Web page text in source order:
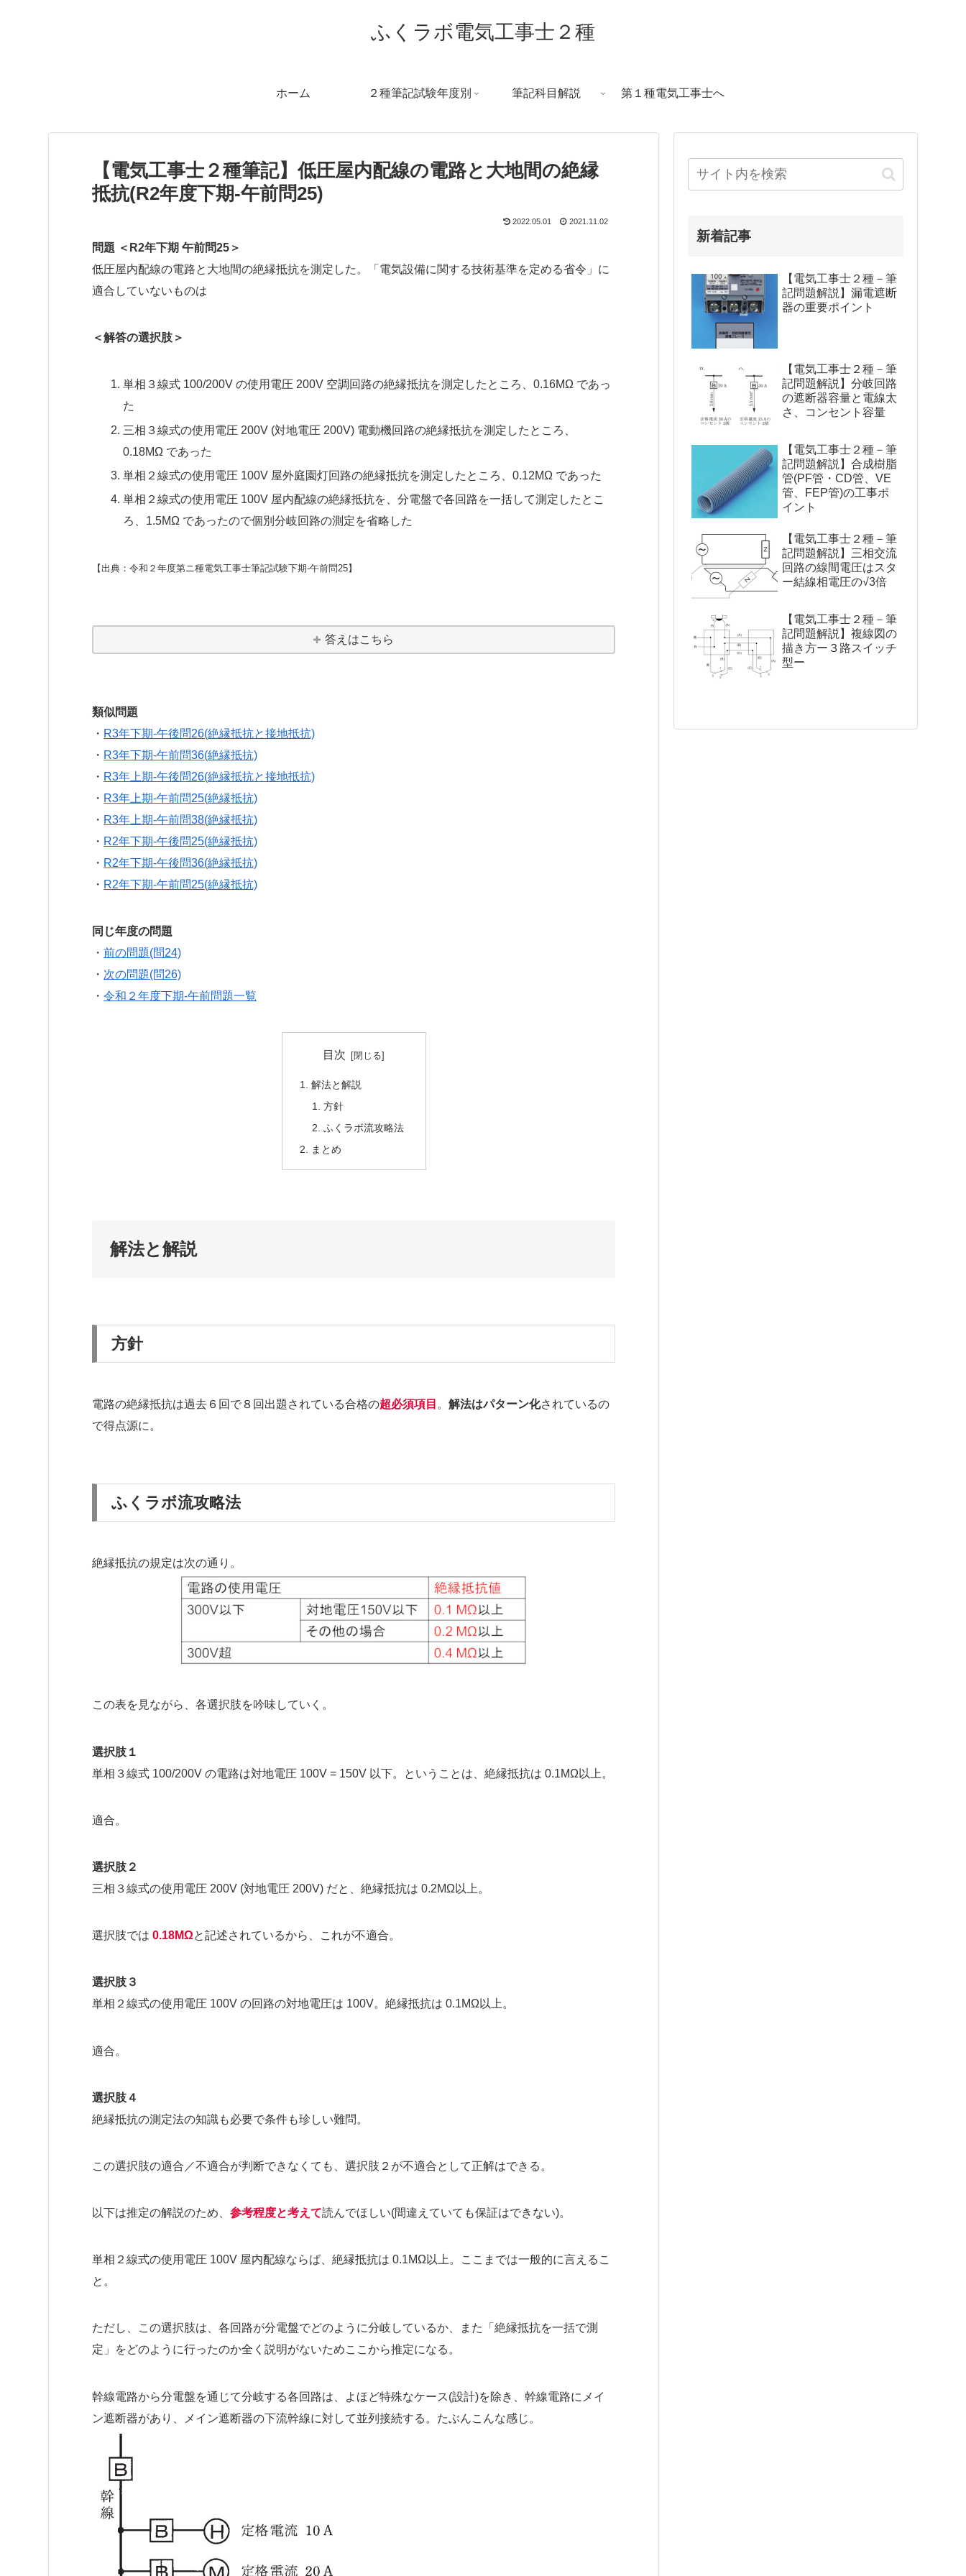
ふくラボ電気工事士２種
ホーム ２種筆記試験年度別 筆記科目解説 第１種電気工事士へ
【電気工事士２種筆記】低圧屋内配線の電路と大地間の絶縁
抵抗(R2年度下期-午前問25)
2022.05.01 2021.11.02
問題 ＜R2年下期 午前問25＞
低圧屋内配線の電路と大地間の絶縁抵抗を測定した。「電気設備に関する技術基準を定める省令」に
適合していないものは
＜解答の選択肢＞
単相３線式 100/200V の使用電圧 200V 空調回路の絶縁抵抗を測定したところ、0.16MΩ であっ
た
三相３線式の使用電圧 200V (対地電圧 200V) 電動機回路の絶縁抵抗を測定したところ、
0.18MΩ であった
単相２線式の使用電圧 100V 屋外庭園灯回路の絶縁抵抗を測定したところ、0.12MΩ であった
単相２線式の使用電圧 100V 屋内配線の絶縁抵抗を、分電盤で各回路を一括して測定したとこ
ろ、1.5MΩ であったので個別分岐回路の測定を省略した
【出典：令和２年度第ニ種電気工事士筆記試験下期-午前問25】
答えはこちら
類似問題
・ R3年下期-午後問26(絶縁抵抗と接地抵抗)
・ R3年下期-午前問36(絶縁抵抗)
・ R3年上期-午後問26(絶縁抵抗と接地抵抗)
・ R3年上期-午前問25(絶縁抵抗)
・ R3年上期-午前問38(絶縁抵抗)
・ R2年下期-午後問25(絶縁抵抗)
・ R2年下期-午後問36(絶縁抵抗)
・ R2年下期-午前問25(絶縁抵抗)
同じ年度の問題
・ 前の問題(問24)
・ 次の問題(問26)
・ 令和２年度下期-午前問題一覧
目次
解法と解説
方針
ふくラボ流攻略法
まとめ
解法と解説
方針
電路の絶縁抵抗は過去６回で８回出題されている合格の超必須項目 。 解法はパターン化されているの
で得点源に。
ふくラボ流攻略法
絶縁抵抗の規定は次の通り。
この表を見ながら、各選択肢を吟味していく。
選択肢１
単相３線式 100/200V の電路は対地電圧 100V = 150V 以下。ということは、絶縁抵抗は 0.1MΩ以上。
適合。
選択肢２
三相３線式の使用電圧 200V (対地電圧 200V) だと、絶縁抵抗は 0.2MΩ以上。
選択肢では 0.18MΩと記述されているから、これが不適合。
選択肢３
単相２線式の使用電圧 100V の回路の対地電圧は 100V。絶縁抵抗は 0.1MΩ以上。
適合。
選択肢４
絶縁抵抗の測定法の知識も必要で条件も珍しい難問。
この選択肢の適合／不適合が判断できなくても、選択肢２が不適合として正解はできる。
以下は推定の解説のため、 参考程度と考えて読んでほしい(間違えていても保証はできない)。
単相２線式の使用電圧 100V 屋内配線ならば、絶縁抵抗は 0.1MΩ以上。ここまでは一般的に言えるこ
と。
ただし、この選択肢は、各回路が分電盤でどのように分岐しているか、また「絶縁抵抗を一括で測
定」をどのように行ったのか全く説明がないためここから推定になる。
幹線電路から分電盤を通じて分岐する各回路は、よほど特殊なケース(設計)を除き、幹線電路にメイ
ン遮断器があり、メイン遮断器の下流幹線に対して並列接続する。たぶんこんな感じ。
新着記事
【電気工事士２種－筆
記問題解説】漏電遮断
器の重要ポイント
【電気工事士２種－筆
記問題解説】分岐回路
の遮断器容量と電線太
さ、コンセント容量
【電気工事士２種－筆
記問題解説】合成樹脂
管(PF管・CD管、VE
管、FEP管)の工事ポ
イント
【電気工事士２種－筆
記問題解説】三相交流
回路の線間電圧はスタ
ー結線相電圧の√3倍
【電気工事士２種－筆
記問題解説】複線図の
描き方ー３路スイッチ
型ー